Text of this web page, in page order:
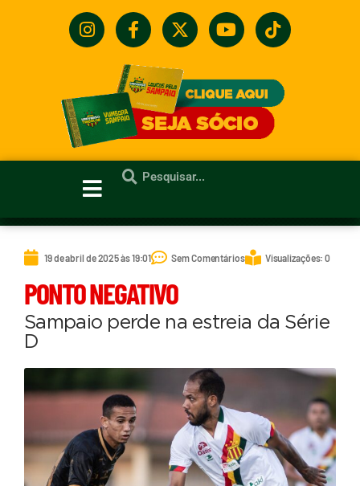
19 de abril de 2025 às 19:01 Sem Comentários Visualizações: 0
PONTO NEGATIVO
Sampaio perde na estreia da Série
D